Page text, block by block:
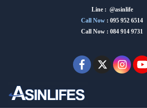
Line : @asinlife
Call Now : 095 952 6514
Call Now : 084 914 9731